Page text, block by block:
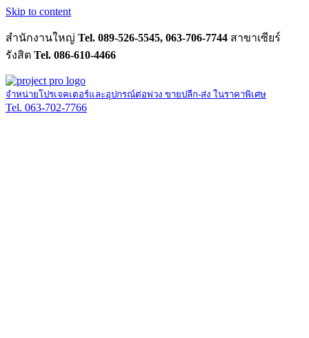
Skip to content
สำนักงานใหญ่ Tel. 089-526-5545, 063-706-7744 สาขาเซียร์
รังสิต Tel. 086-610-4466
จำหน่ายโปรเจคเตอร์และอุปกรณ์ต่อพ่วง ขายปลีก-ส่ง ในราคาพิเศษ
Tel. 063-702-7766